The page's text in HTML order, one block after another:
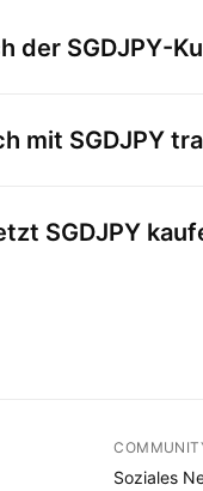
der SGDJPY-
mit SGDJPY
SGDJPY
Soziales